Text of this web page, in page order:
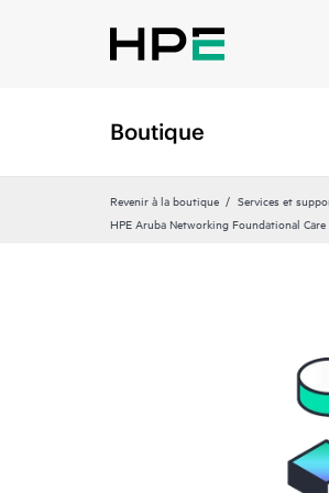
Boutique
Revenir à la boutique Services et
HPE Aruba Networking Foundational